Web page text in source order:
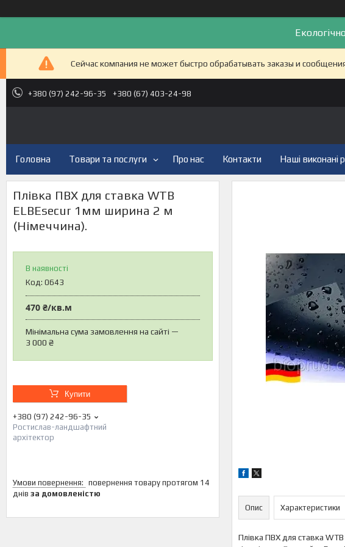
Сейчас компания не может быстро обрабатывать заказы и
+380 (97) 242-96-35 +380 (67) 403-24-98
Головна Товари та послуги Про нас Контакти Наші виконані
Плівка ПВХ для ставка WTB
ELBEsecur 1мм ширина 2 м
(Німеччина).
В наявності
Код: 0643
470 ₴/кв.м
Мінімальна сума замовлення на сайті —
3 000 ₴
Купити
+380 (97) 242-96-35
Ростислав-ландшафтний
архітектор
повернення товару протягом 14
днів за домовленістю
Опис
Характеристики
Плівка ПВХ для ставка